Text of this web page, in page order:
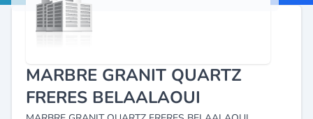
MARBRE GRANIT QUARTZ
FRERES BELAALAOUI